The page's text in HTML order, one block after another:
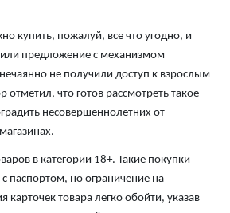
купить, пожалуй, все что угодно, и
предложение с механизмом
не получили доступ к взрослым
отметил, что готов рассмотреть такое
несовершеннолетних от
в категории 18+. Такие покупки
паспортом, но ограничение на
товара легко обойти, указав